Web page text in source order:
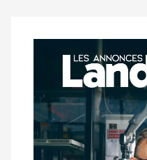
Notre
dernier
magazine